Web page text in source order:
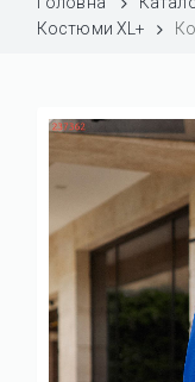
Костюми XL+